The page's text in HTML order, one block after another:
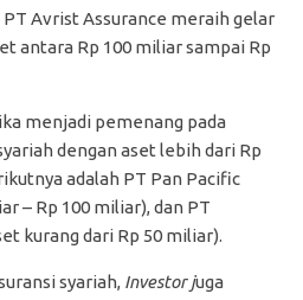
PT Avrist Assurance meraih gelar
antara Rp 100 miliar sampai Rp
menjadi pemenang pada
dengan aset lebih dari Rp
adalah PT Pan Pacific
– Rp 100 miliar), dan PT
kurang dari Rp 50 miliar).
syariah, Investor juga